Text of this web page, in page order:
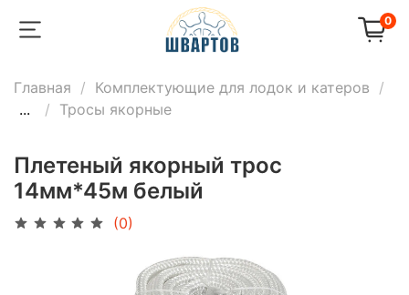
0
Главная
Комплектующие для лодок и катеров
...
Тросы якорные
Плетеный якорный трос
14мм*45м белый
(0)